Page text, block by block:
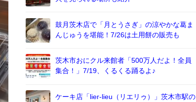
鼓月茨木店で「月とうさぎ」の涼やかな葛ま
んじゅうを堪能！7/26は土用餅の販売も
茨木市おにクル来館者「500万人だよ！全員
集合！」7/19、くるくる踊るよ♪
ケーキ店「lier-lieu（リエリゥ）」茨木市駅の